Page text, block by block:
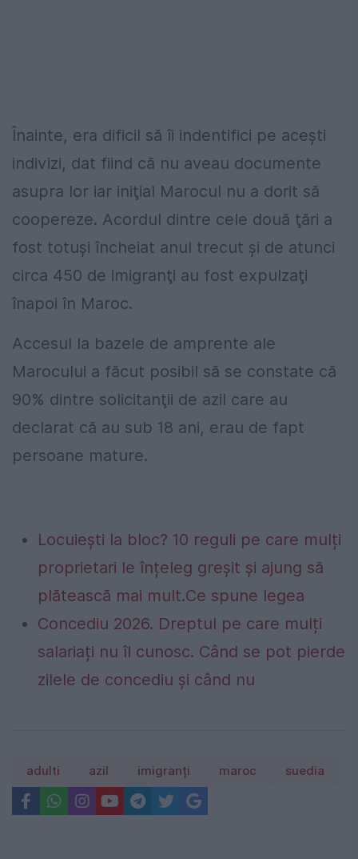
Înainte, era dificil să îi indentifici pe aceşti
indivizi, dat fiind că nu aveau documente
asupra lor iar iniţial Marocul nu a dorit să
coopereze. Acordul dintre cele două ţări a
fost totuşi încheiat anul trecut şi de atunci
circa 450 de imigranţi au fost expulzaţi
înapoi în Maroc.
Accesul la bazele de amprente ale
Marocului a făcut posibil să se constate că
90% dintre solicitanţii de azil care au
declarat că au sub 18 ani, erau de fapt
persoane mature.
Locuiești la bloc? 10 reguli pe care mulți
proprietari le înțeleg greșit și ajung să
plătească mai mult.Ce spune legea
Concediu 2026. Dreptul pe care mulți
salariați nu îl cunosc. Când se pot pierde
zilele de concediu și când nu
adulti azil imigranți maroc suedia